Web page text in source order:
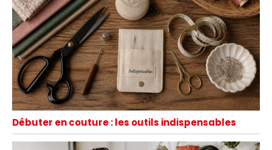
Débuter en couture : les outils indispensables